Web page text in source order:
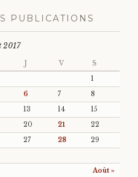
PUBLICATIONS
2017
J V S
Août »
1
6 7
8
13 14
15
20 21
22
27 28
29